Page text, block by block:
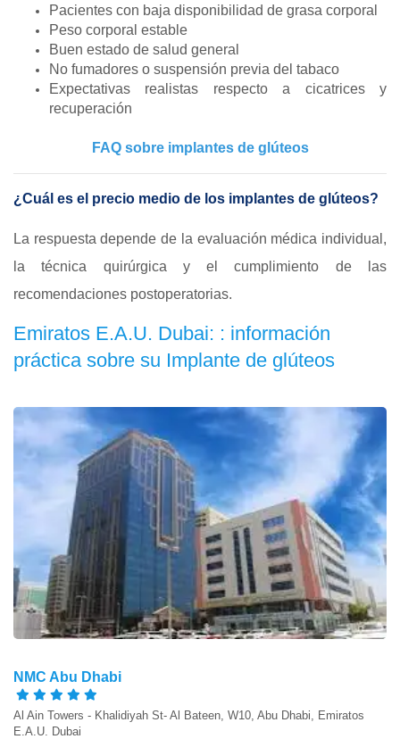
Pacientes con baja disponibilidad de grasa corporal
Peso corporal estable
Buen estado de salud general
No fumadores o suspensión previa del tabaco
Expectativas realistas respecto a cicatrices y
recuperación
FAQ sobre implantes de glúteos
¿Cuál es el precio medio de los implantes de glúteos?
La respuesta depende de la evaluación médica individual,
la técnica quirúrgica y el cumplimiento de las
recomendaciones postoperatorias.
Emiratos E.A.U. Dubai: : información
práctica sobre su Implante de glúteos
NMC Abu Dhabi
Al Ain Towers - Khalidiyah St- Al Bateen, W10, Abu Dhabi, Emiratos
E.A.U. Dubai